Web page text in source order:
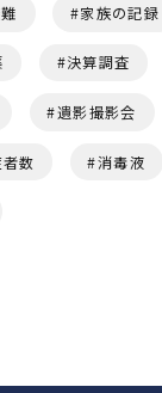
家族の記録
決算調査
遺影撮影会
数 消毒液